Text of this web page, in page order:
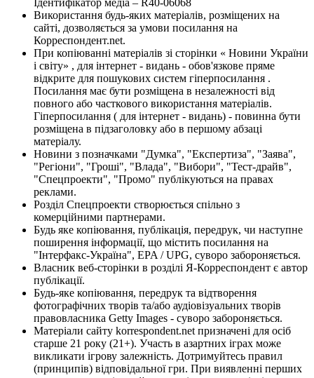
Використання будь-яких матеріалів, розміщених на
сайті, дозволяється за умови посилання на
Корреспондент.net.
При копіюванні матеріалів зі сторінки « Новини України
і світу» , для інтернет - видань - обов'язкове пряме
відкрите для пошукових систем гіперпосилання .
Посилання має бути розміщена в незалежності від
повного або часткового використання матеріалів.
Гіперпосилання ( для інтернет - видань) - повинна бути
розміщена в підзаголовку або в першому абзаці
матеріалу.
Новини з позначками "Думка", "Експертиза", "Заява",
"Регіони", "Гроші", "Влада", "Вибори", "Тест-драйв",
"Спецпроекти", "Промо" публікуються на правах
реклами.
Розділ Спецпроекти створюється спільно з
комерційними партнерами.
Будь яке копіювання, публікація, передрук, чи наступне
поширення інформації, що містить посилання на
"Інтерфакс-Україна", EPA / UPG, суворо забороняється.
Власник веб-сторінки в розділі Я-Корреспондент є автор
публікації.
Будь-яке копіювання, передрук та відтворення
фотографічних творів та/або аудіовізуальних творів
правовласника Getty Images - суворо забороняється.
Матеріали сайту korrespondent.net призначені для осіб
старше 21 року (21+). Участь в азартних іграх може
викликати ігрову залежність. Дотримуйтесь правил
(принципів) відповідальної гри. При виявленні перших